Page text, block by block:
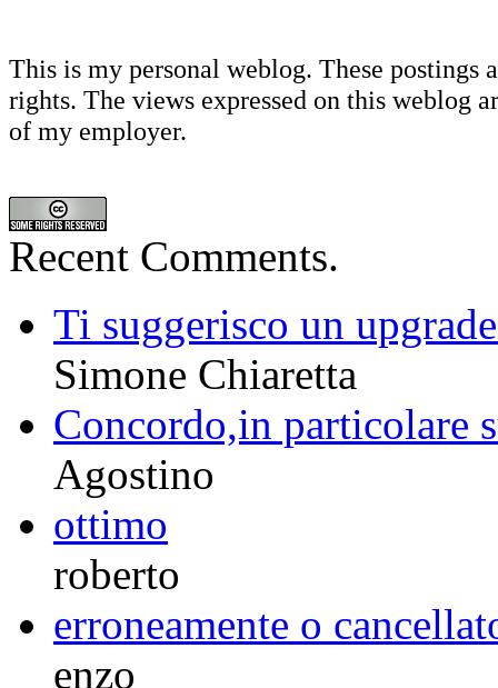
This is my personal weblog. These
rights. The views expressed on this weblog
of my employer.
Recent Comments.
Ti suggerisco un
Simone Chiaretta
Concordo,in particolare
Agostino
ottimo
roberto
erroneamente o
enzo